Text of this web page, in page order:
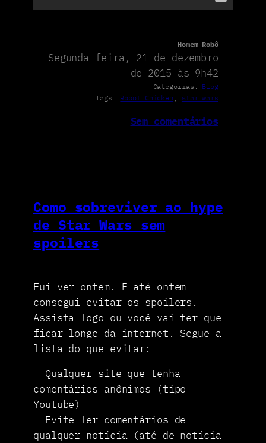
Homem Robô
Segunda-feira, 21 de dezembro
de 2015 às 9h42
Categorias: Blog
Tags: Robot Chicken star wars
Sem comentários
Como sobreviver ao hype
de Star Wars sem
spoilers
Fui ver ontem. E até ontem
consegui evitar os spoilers.
Assista logo ou você vai ter que
ficar longe da internet. Segue a
lista do que evitar:
– Qualquer site que tenha
comentários anônimos (tipo
Youtube)
– Evite ler comentários de
qualquer notícia (até de notícia